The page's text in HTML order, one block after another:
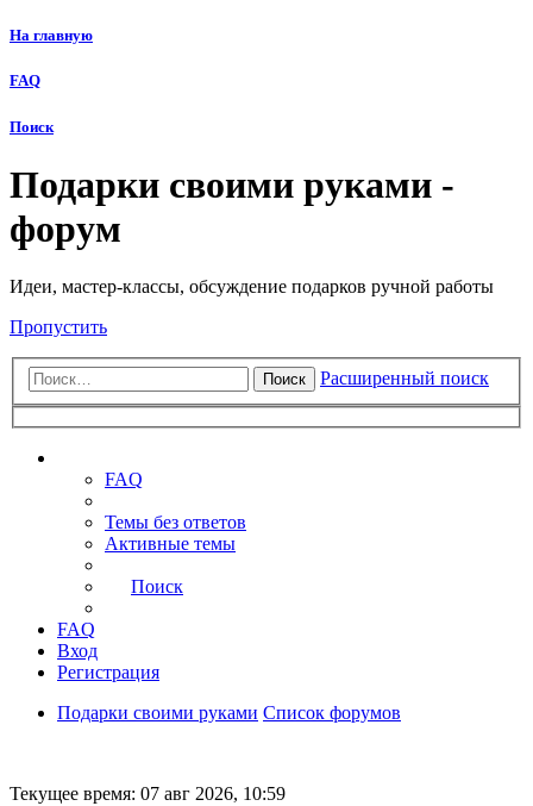
На главную
FAQ
Поиск
Подарки своими руками -
форум
Идеи, мастер-классы, обсуждение подарков ручной работы
Пропустить
Поиск Расширенный поиск
FAQ
Темы без ответов
Активные темы
Поиск
FAQ
Вход
Регистрация
Подарки своими руками Список форумов
Текущее время: 07 авг 2026, 10:59